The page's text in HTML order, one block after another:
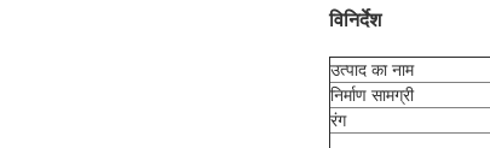
विनिर्देश
उत्पाद का नाम
निर्माण सामग्री
रंग